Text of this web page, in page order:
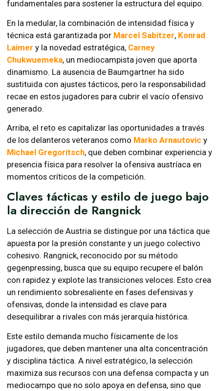
fundamentales para sostener la estructura del equipo.
En la medular, la combinación de intensidad física y
técnica está garantizada por Marcel Sabitzer, Konrad
Laimer y la novedad estratégica, Carney
Chukwuemeka, un mediocampista joven que aporta
dinamismo. La ausencia de Baumgartner ha sido
sustituida con ajustes tácticos, pero la responsabilidad
recae en estos jugadores para cubrir el vacío ofensivo
generado.
Arriba, el reto es capitalizar las oportunidades a través
de los delanteros veteranos como Marko Arnautovic y
Michael Gregoritsch, que deben combinar experiencia y
presencia física para resolver la ofensiva austríaca en
momentos críticos de la competición.
Claves tácticas y estilo de juego bajo
la dirección de Rangnick
La selección de Austria se distingue por una táctica que
apuesta por la presión constante y un juego colectivo
cohesivo. Rangnick, reconocido por su método
gegenpressing, busca que su equipo recupere el balón
con rapidez y explote las transiciones veloces. Esto crea
un rendimiento sobresaliente en fases defensivas y
ofensivas, donde la intensidad es clave para
desequilibrar a rivales con más jerarquía histórica.
Este estilo demanda mucho físicamente de los
jugadores, que deben mantener una alta concentración
y disciplina táctica. A nivel estratégico, la selección
maximiza sus recursos con una defensa compacta y un
mediocampo que no solo apoya en defensa, sino que